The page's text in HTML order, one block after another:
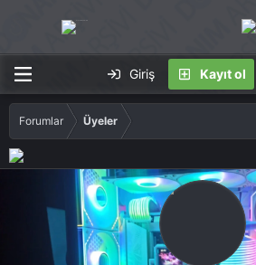
Giriş Kayıt ol
Forumlar Üyeler